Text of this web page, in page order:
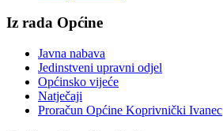
Iz rada Općine
Javna nabava
Jedinstveni upravni odjel
Općinsko vijeće
Natječaji
Proračun Općine Koprivnički Ivanec